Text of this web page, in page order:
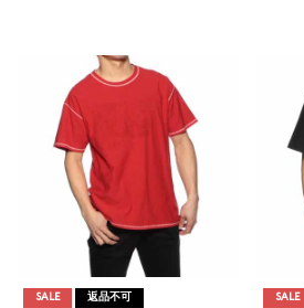
SALE 返品不可 SALE